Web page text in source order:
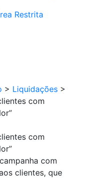
Restrita
> Liquidações >
com
com
com
clientes, que